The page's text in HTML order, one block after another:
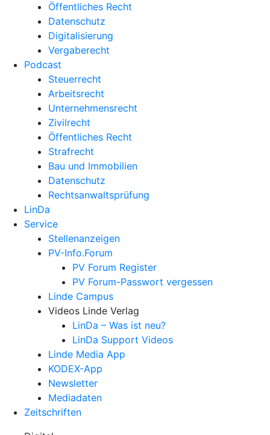
Öffentliches Recht
Datenschutz
Digitalisierung
Vergaberecht
Podcast
Steuerrecht
Arbeitsrecht
Unternehmens­recht
Zivilrecht
Öffentliches Recht
Strafrecht
Bau und Immobilien
Datenschutz
Rechtsanwalts­prüfung
LinDa
Service
Stellenanzeigen
PV-Info.Forum
PV Forum Register
PV Forum-Passwort vergessen
Linde Campus
Videos Linde Verlag
LinDa – Was ist neu?
LinDa Support Videos
Linde Media App
KODEX-App
Newsletter
Mediadaten
Zeitschriften